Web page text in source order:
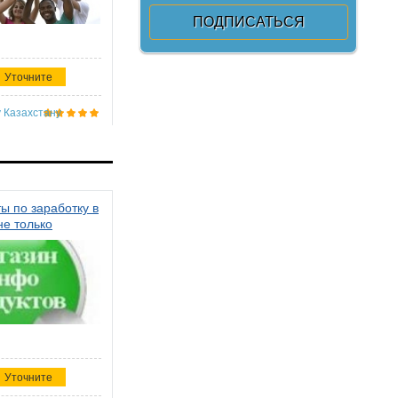
Уточните
Казахстану
по заработку в
только
Уточните